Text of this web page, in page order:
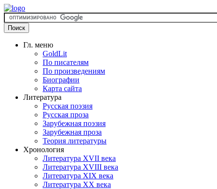
Гл. меню
GoldLit
По писателям
По произведениям
Биографии
Карта сайта
Литература
Русская поэзия
Русская проза
Зарубежная поэзия
Зарубежная проза
Теория литературы
Хронология
Литература XVII века
Литература XVIII века
Литература XIX века
Литература XX века